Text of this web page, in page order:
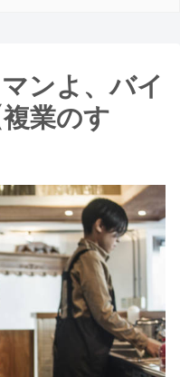
ンよ、バイ
業のすゝ